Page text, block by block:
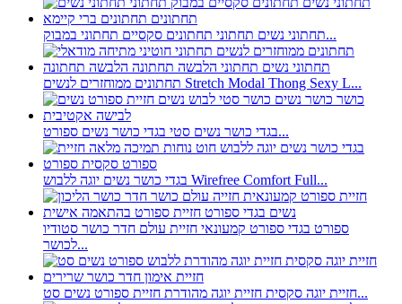
תחתוני נשים תחתוני תחתונים סקסיים תחתוני במבוק...
תחתונים ממוחזרים לנשים Stretch Modal Thong Sexy L...
בגדי כושר נשים סטי בגדי כושר נשים ספורט...
בגדי כושר נשים יוגה ללבוש Wirefree Comfort Full...
ספורט בגדי ספורט קמעונאי חזיית עולם חדר כושר סטודיו
לכושר...
חזיית יוגה סקסית חזיית יוגה מהודרת חזיית ספורט נשים סט...